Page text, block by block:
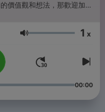
價值觀和想法，那歡迎加入
任何加速，請專心聆聽（也
持群 IG在這裡❤️】 關韶文：
知道的關韶文！📣】 追蹤IG
入LINE可以私訊我們 ‣ 打開
關關」 -- Hosting provided by
音量 1 x
00:00